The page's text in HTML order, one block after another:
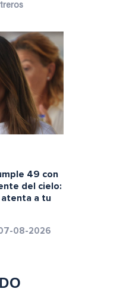
49 con
del cielo:
atenta a tu
08-2026